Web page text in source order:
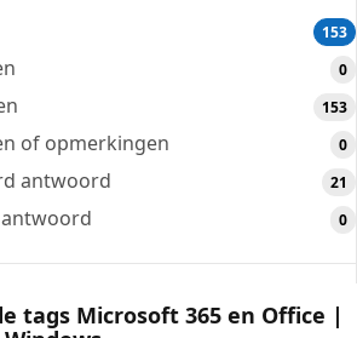
153
0
153
of opmerkingen 0
antwoord 21
0
tags Microsoft 365 en Office |